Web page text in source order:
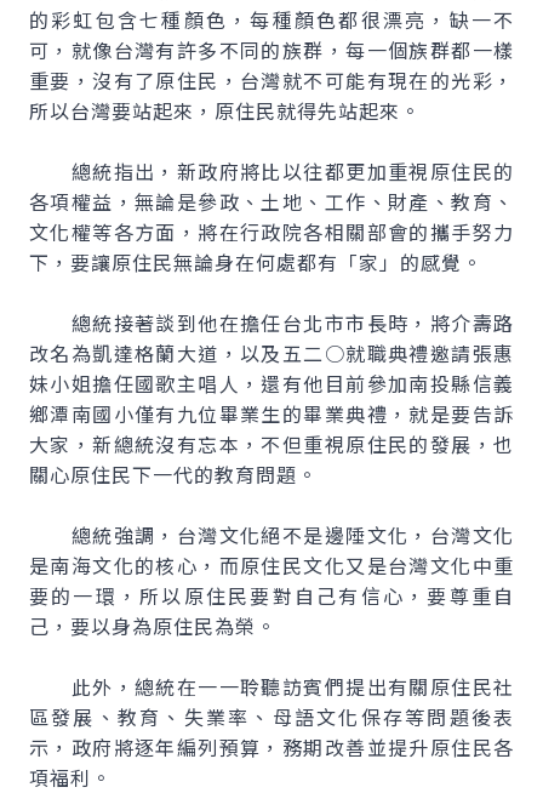
的彩虹包含七種顏色，每種顏色都很漂亮，缺一不
可，就像台灣有許多不同的族群，每一個族群都一樣
重要，沒有了原住民，台灣就不可能有現在的光彩，
所以台灣要站起來，原住民就得先站起來。
總統指出，新政府將比以往都更加重視原住民的
各項權益，無論是參政、土地、工作、財產、教育、
文化權等各方面，將在行政院各相關部會的攜手努力
下，要讓原住民無論身在何處都有「家」的感覺。
總統接著談到他在擔任台北市市長時，將介壽路
改名為凱達格蘭大道，以及五二○就職典禮邀請張惠
妹小姐擔任國歌主唱人，還有他目前參加南投縣信義
鄉潭南國小僅有九位畢業生的畢業典禮，就是要告訴
大家，新總統沒有忘本，不但重視原住民的發展，也
關心原住民下一代的教育問題。
總統強調，台灣文化絕不是邊陲文化，台灣文化
是南海文化的核心，而原住民文化又是台灣文化中重
要的一環，所以原住民要對自己有信心，要尊重自
己，要以身為原住民為榮。
此外，總統在一一聆聽訪賓們提出有關原住民社
區發展、教育、失業率、母語文化保存等問題後表
示，政府將逐年編列預算，務期改善並提升原住民各
項福利。